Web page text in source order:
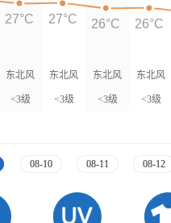
东北风
<3级
东北风
<3级
东北风
<3级
东北风
<3级
27°C 27°C 26°C 26°C
08-10 08-11 08-12